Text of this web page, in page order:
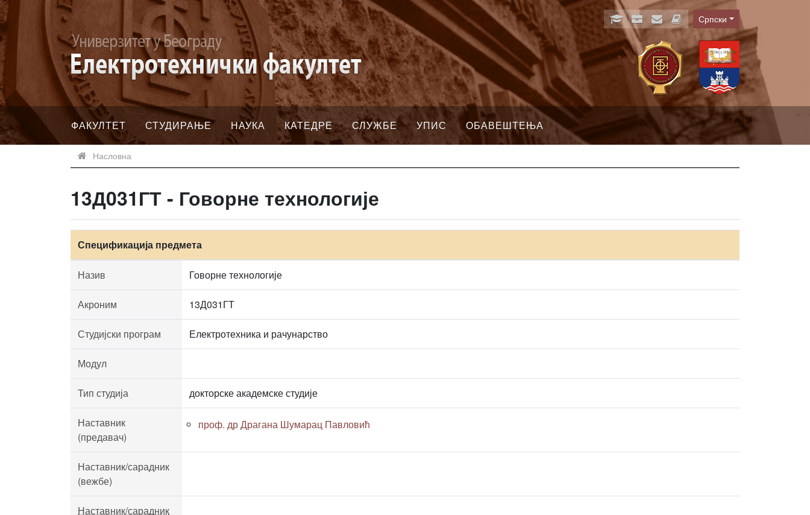
Language
Српски
ФАКУЛТЕТ СТУДИРАЊЕ НАУКА КАТЕДРЕ СЛУЖБЕ УПИС ОБАВЕШТЕЊА
Насловна
13Д031ГТ - Говорне технологије
Спецификација предмета
Назив Говорне технологије
Акроним 13Д031ГТ
Студијски програм Електротехника и рачунарство
Модул
Тип студија докторске академске студије
Наставник
(предавач)
проф. др Драгана Шумарац Павловић
Наставник/сарадник
(вежбе)
Наставник/сарадник